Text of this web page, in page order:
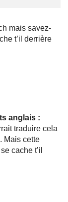
mais savez-
t’il derrière
anglais :
traduire cela
Mais cette
cache t’il